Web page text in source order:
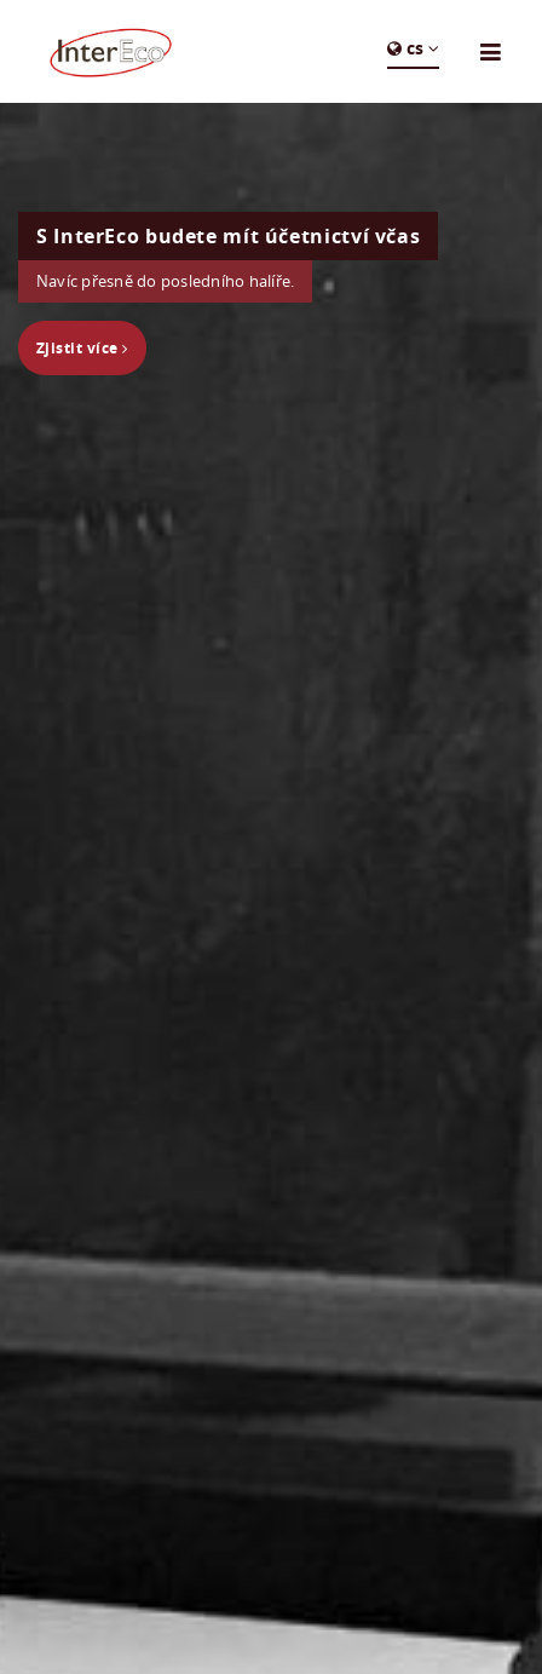
cs
S InterEco budete mít účetnictví včas
Navíc přesně do posledního halíře.
Zjistit více